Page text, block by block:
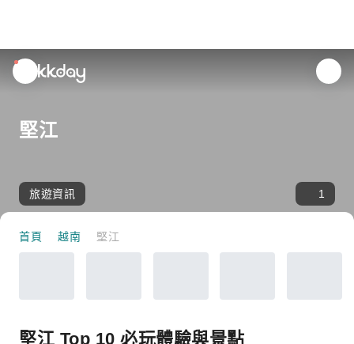
unread
notifications
堅江
旅遊資訊 1
首頁 越南 堅江
堅江 Top 10 必玩體驗與景點